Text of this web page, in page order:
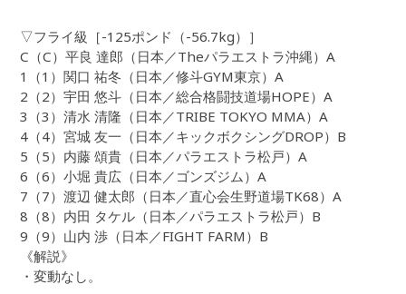
▽フライ級［-125ポンド（-56.7kg）］
C（C）平良 達郎（日本／Theパラエストラ沖縄）A
1（1）関口 祐冬（日本／修斗GYM東京）A
2（2）宇田 悠斗（日本／総合格闘技道場HOPE）A
3（3）清水 清隆（日本／TRIBE TOKYO MMA）A
4（4）宮城 友一（日本／キックボクシングDROP）B
5（5）内藤 頌貴（日本／パラエストラ松戸）A
6（6）小堀 貴広（日本／ゴンズジム）A
7（7）渡辺 健太郎（日本／直心会生野道場TK68）A
8（8）内田 タケル（日本／パラエストラ松戸）B
9（9）山内 渉（日本／FIGHT FARM）B
《解説》
・変動なし。